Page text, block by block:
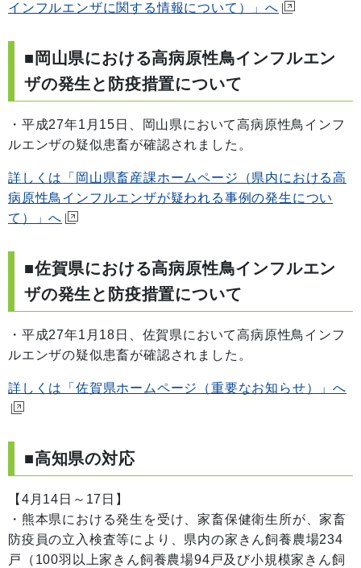
インフルエンザに関する情報について）」へ
■岡山県における高病原性鳥インフルエン
ザの発生と防疫措置について
・平成27年1月15日、岡山県において高病原性鳥インフ
ルエンザの疑似患畜が確認されました。
詳しくは「岡山県畜産課ホームページ（県内における高
病原性鳥インフルエンザが疑われる事例の発生につい
て）」へ
■佐賀県における高病原性鳥インフルエン
ザの発生と防疫措置について
・平成27年1月18日、佐賀県において高病原性鳥インフ
ルエンザの疑似患畜が確認されました。
詳しくは「佐賀県ホームページ（重要なお知らせ）」へ
■高知県の対応
【4月14日～17日】
・熊本県における発生を受け、家畜保健衛生所が、家畜
防疫員の立入検査等により、県内の家きん飼養農場234
戸（100羽以上家きん飼養農場94戸及び小規模家きん飼